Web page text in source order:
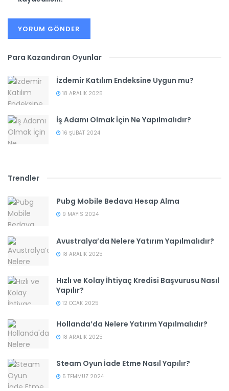
Para Kazandıran Oyunlar
İzdemir Katılım Endeksine Uygun mu?
18 ARALIK 2025
İş Adamı Olmak İçin Ne Yapılmalıdır?
16 ŞUBAT 2024
Trendler
Pubg Mobile Bedava Hesap Alma
9 MAYIS 2024
Avustralya’da Nelere Yatırım Yapılmalıdır?
18 ARALIK 2025
Hızlı ve Kolay İhtiyaç Kredisi Başvurusu Nasıl
Yapılır?
12 OCAK 2025
Hollanda’da Nelere Yatırım Yapılmalıdır?
18 ARALIK 2025
Steam Oyun İade Etme Nasıl Yapılır?
5 TEMMUZ 2024